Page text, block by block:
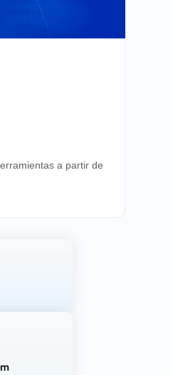
a partir de